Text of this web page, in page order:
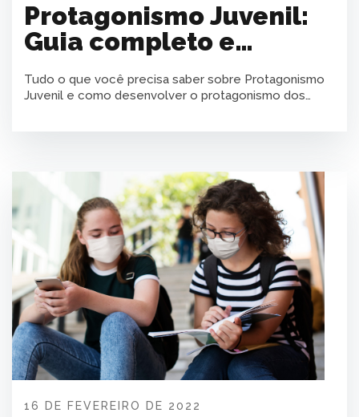
Protagonismo Juvenil:
Guia completo e
atualizado (2023)
Tudo o que você precisa saber sobre Protagonismo
Juvenil e como desenvolver o protagonismo dos
16 DE FEVEREIRO DE 2022